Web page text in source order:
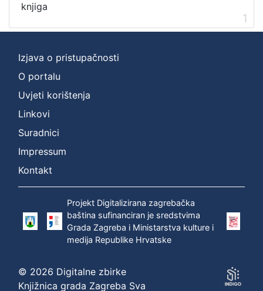
knjiga
1
Izjava o pristupačnosti
O portalu
Uvjeti korištenja
Linkovi
Suradnici
Impressum
Kontakt
Projekt Digitalizirana zagrebačka
baština sufinanciran je sredstvima
Grada Zagreba i Ministarstva kulture i
medija Republike Hrvatske
© 2026 Digitalne zbirke
Knjižnica grada Zagreba Sva